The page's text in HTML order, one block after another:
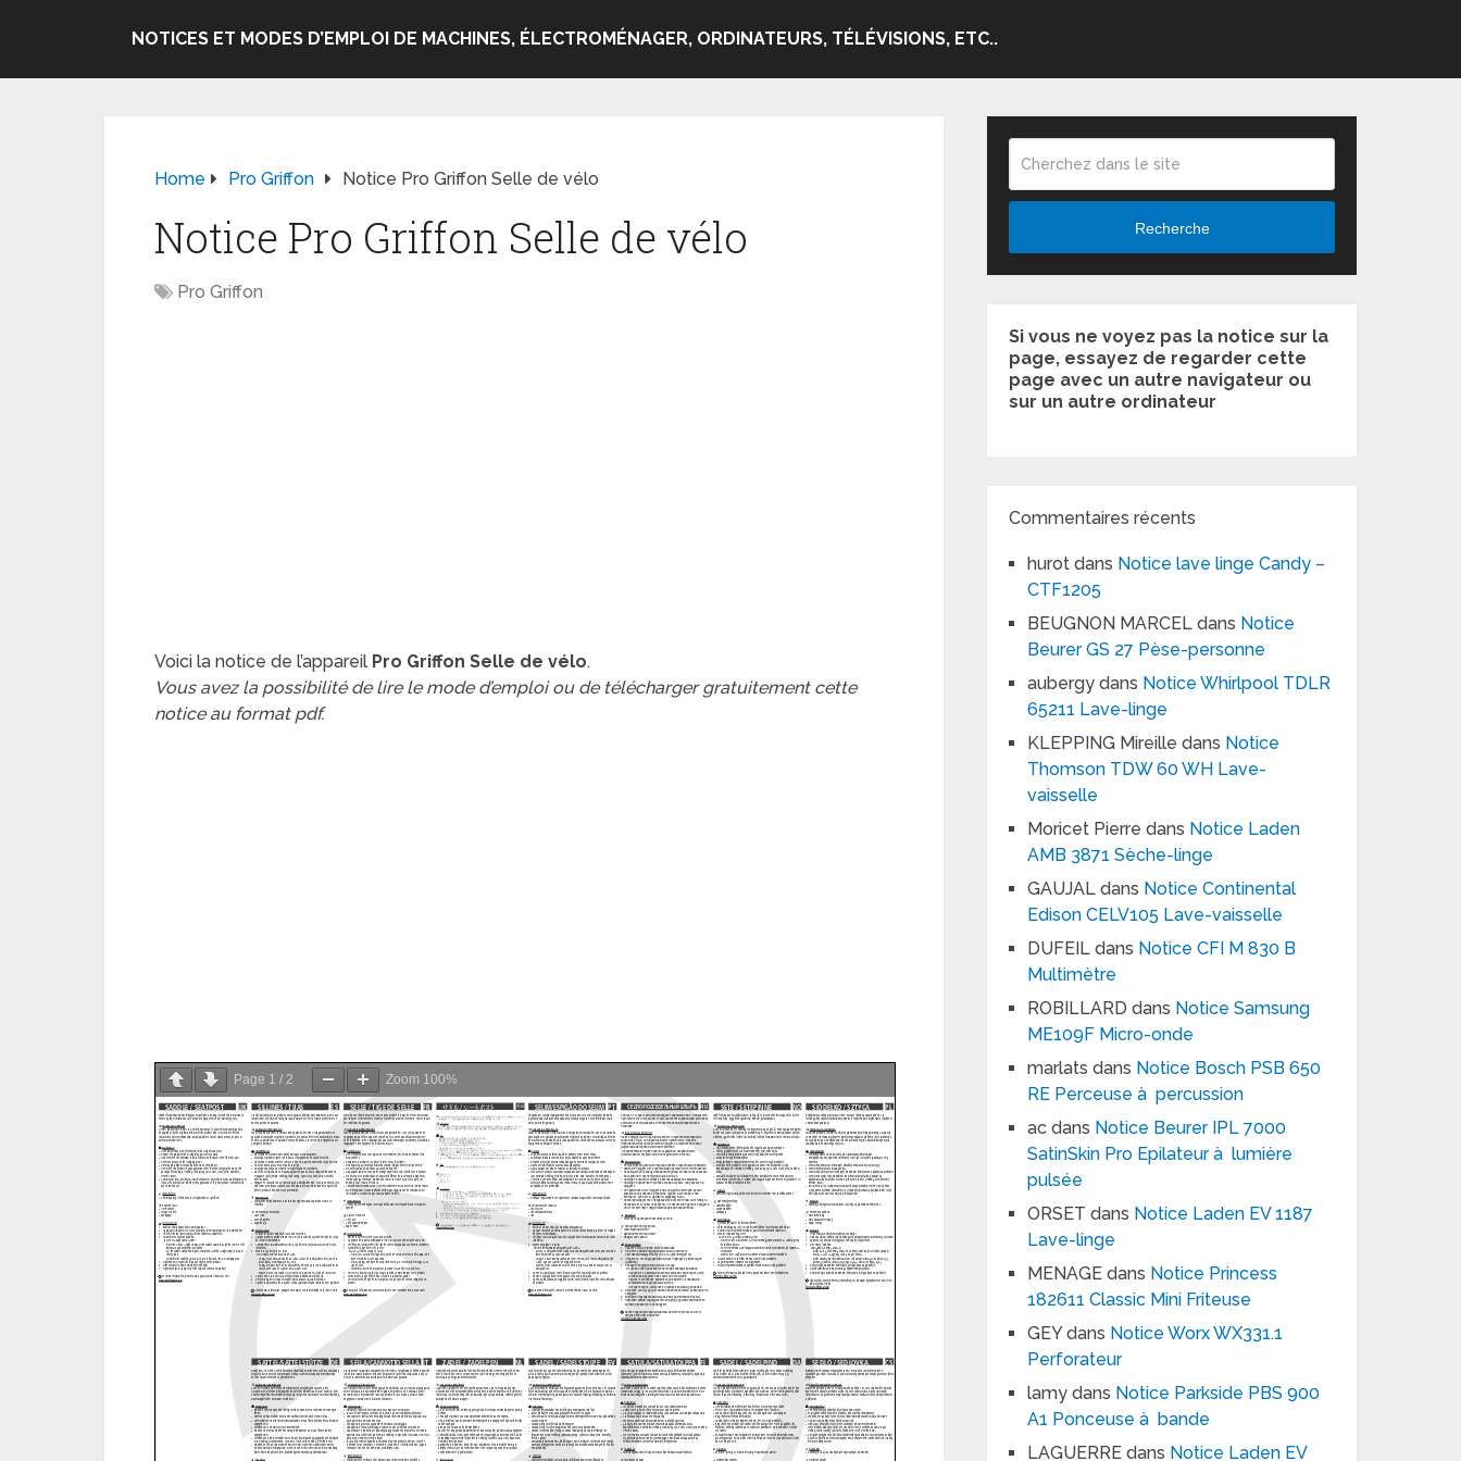
NOTICES ET MODES D’EMPLOI DE MACHINES, ÉLECTROMÉNAGER, ORDINATEURS, TÉLÉVISIONS, ETC..
Home Pro Griffon Notice Pro Griffon Selle de vélo
Notice Pro Griffon Selle de vélo
Pro Griffon
Voici la notice de l’appareil Pro Griffon Selle de vélo.
Vous avez la possibilité de lire le mode d’emploi ou de télécharger gratuitement cette
notice au format pdf.
Page 1 / 2 Zoom 100%
Recherche
Si vous ne voyez pas la notice sur la
page, essayez de regarder cette
page avec un autre navigateur ou
sur un autre ordinateur
Commentaires récents
hurot dans Notice lave linge Candy –
CTF1205
BEUGNON MARCEL dans Notice
Beurer GS 27 Pèse-personne
aubergy dans Notice Whirlpool TDLR
65211 Lave-linge
KLEPPING Mireille dans Notice
Thomson TDW 60 WH Lave-
vaisselle
Moricet Pierre dans Notice Laden
AMB 3871 Sèche-linge
GAUJAL dans Notice Continental
Edison CELV105 Lave-vaisselle
DUFEIL dans Notice CFI M 830 B
Multimètre
ROBILLARD dans Notice Samsung
ME109F Micro-onde
marlats dans Notice Bosch PSB 650
RE Perceuse à percussion
ac dans Notice Beurer IPL 7000
SatinSkin Pro Epilateur à lumière
pulsée
ORSET dans Notice Laden EV 1187
Lave-linge
MENAGE dans Notice Princess
182611 Classic Mini Friteuse
GEYdans Notice Worx WX331.1
Perforateur
lamy dans Notice Parkside PBS 900
A1 Ponceuse à bande
LAGUERRE dans Notice Laden EV